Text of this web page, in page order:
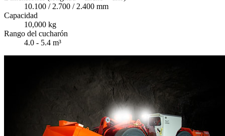
10.100 / 2.700 / 2.400 mm
Capacidad
10,000 kg
Rango del cucharón
4.0 - 5.4 m³